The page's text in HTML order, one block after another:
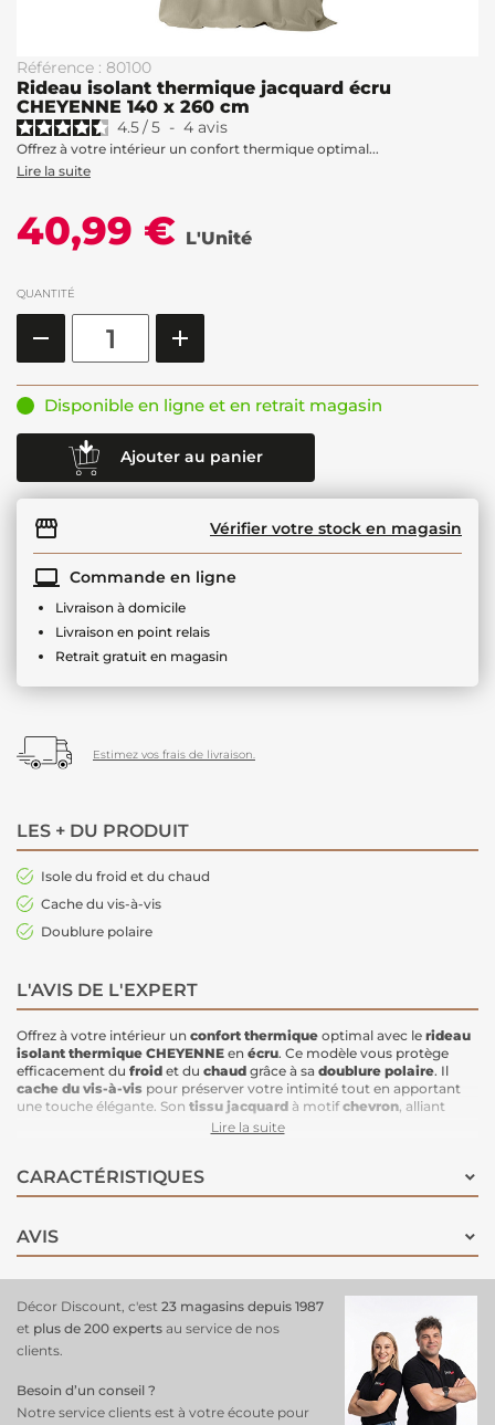
Référence : 80100
Rideau isolant thermique jacquard écru
CHEYENNE 140 x 260 cm
4.5/5 - 4 avis
Offrez à votre intérieur un confort thermique optimal...
Lire la suite
40,99 € L'Unité
QUANTITÉ
Disponible en ligne et en retrait magasin
Ajouter au panier
Vérifier votre stock en magasin
Commande en ligne
Livraison à domicile
Livraison en point relais
Retrait gratuit en magasin
Estimez vos frais de livraison.
LES + DU PRODUIT
Isole du froid et du chaud
Cache du vis-à-vis
Doublure polaire
L'AVIS DE L'EXPERT
Offrez à votre intérieur un confort thermique optimal avec le rideau
isolant thermique CHEYENNE en écru. Ce modèle vous protège
efficacement du froid et du chaud grâce à sa doublure polaire. Il
cache du vis-à-vis pour préserver votre intimité tout en apportant
une touche élégante. Son tissu jacquard à motifchevron, alliant
, ajoute une dimension esthétique
Dimensions: 140 x 260 cm
Couleur: Écru, jacquard
Propriétés
Design
Cerideau isolant thermiqueassociefonctionnalitéetesthétique,
pour créer un espace agréable tout en optimisant l’isolation
thermique de votre intérieur.
Lire la suite
CARACTÉRISTIQUES
AVIS
Décor Discount, c'est 23 magasins depuis 1987
et plus de 200 experts au service de nos
clients.
Besoin d’un conseil ?
Notre service clients est à votre écoute pour